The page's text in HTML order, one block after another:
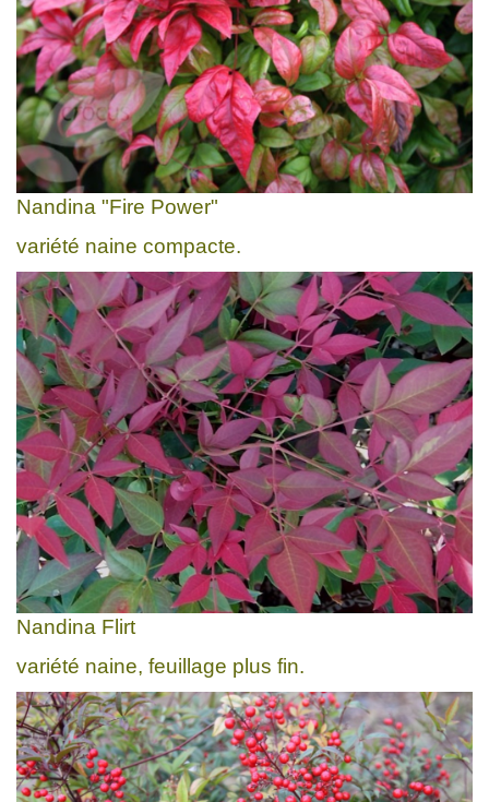
Nandina "Fire Power"
variété naine compacte.
Nandina Flirt
variété naine, feuillage plus fin.